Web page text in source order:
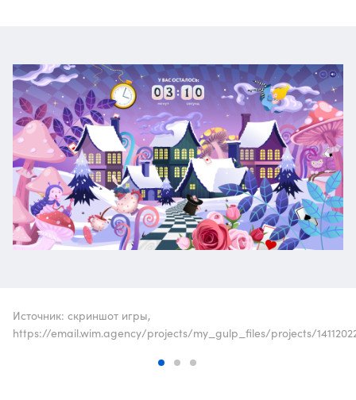
Источник: скриншот игры,
https://email.wim.agency/projects/my_gulp_files/projects/